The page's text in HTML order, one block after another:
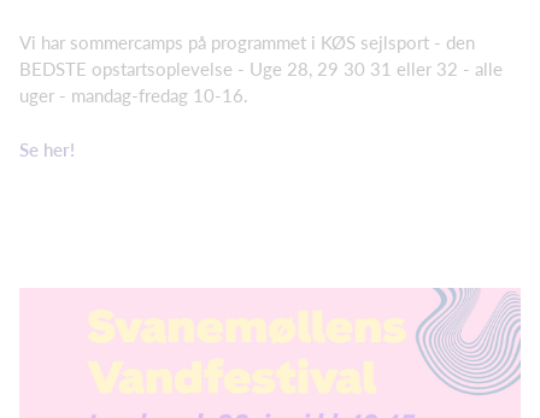
Vi har sommercamps på programmet i KØS sejlsport - den
BEDSTE opstartsoplevelse - Uge 28, 29 30 31 eller 32 - alle
uger - mandag-fredag 10-16.
Se her!